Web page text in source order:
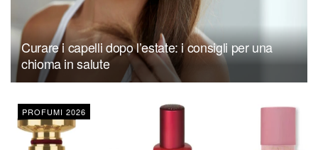
Curare i capelli dopo l’estate: i consigli per una
chioma in salute
PROFUMI 2026